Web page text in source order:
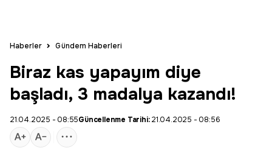
Haberler Gündem Haberleri
Biraz kas yapayım diye
başladı, 3 madalya kazandı!
21.04.2025 - 08:55Güncellenme Tarihi:21.04.2025 - 08:56